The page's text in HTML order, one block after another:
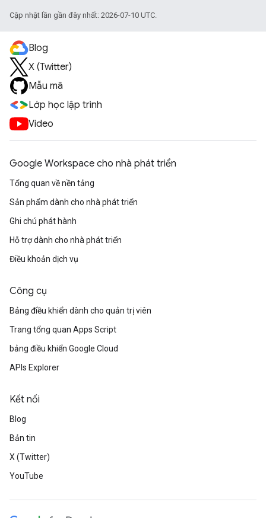
Cập nhật lần gần đây nhất: 2026-07-10 UTC.
Blog
X (Twitter)
Mẫu mã
Lớp học lập trình
Video
Google Workspace cho nhà phát triển
Tổng quan về nền tảng
Sản phẩm dành cho nhà phát triển
Ghi chú phát hành
Hỗ trợ dành cho nhà phát triển
Điều khoản dịch vụ
Công cụ
Bảng điều khiển dành cho quản trị viên
Trang tổng quan Apps Script
bảng điều khiển Google Cloud
APIs Explorer
Kết nối
Blog
Bản tin
X (Twitter)
YouTube